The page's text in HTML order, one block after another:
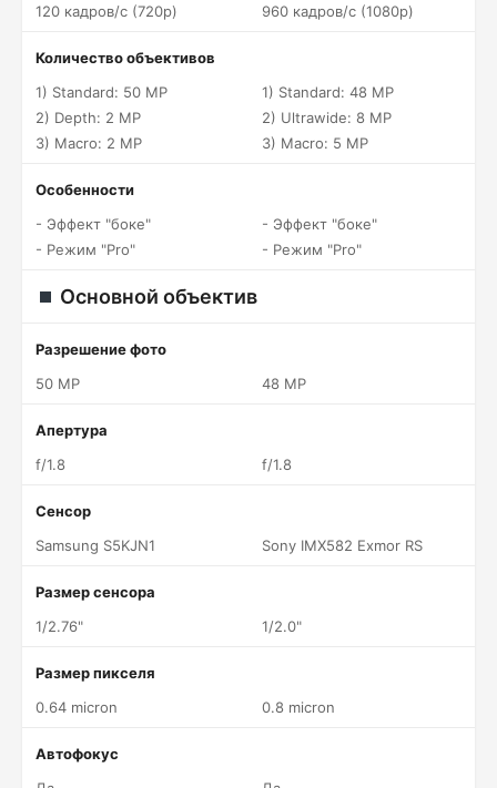
120 кадров/c (720p)
960 кадров/c (1080p)
Количество объективов
1) Standard: 50 MP
2) Depth: 2 MP
3) Macro: 2 MP
1) Standard: 48 MP
2) Ultrawide: 8 MP
3) Macro: 5 MP
Особенности
- Эффект "боке"
- Режим "Pro"
- Эффект "боке"
- Режим "Pro"
Основной объектив
Разрешение фото
50 MP
48 MP
Апертура
f/1.8
f/1.8
Сенсор
Samsung S5KJN1
Sony IMX582 Exmor RS
Размер сенсора
1/2.76"
1/2.0"
Размер пикселя
0.64 micron
0.8 micron
Автофокус